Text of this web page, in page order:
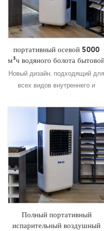
портативный осевой 5000
м³ч водяного болота
испарительный
Новый дизайн, подходящий для
всех видов внутреннего и
промышленного применения.
Подробнее
Полный портативный
испарительный воздушный